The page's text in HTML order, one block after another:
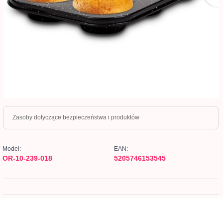
Zasoby dotyczące bezpieczeństwa i produktów
Model:
OR-10-239-018
EAN:
5205746153545